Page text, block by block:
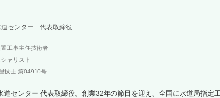
道センター 代表取締役
工事主任技術者
ャリスト
技士 第04910号
道センター 代表取締役。創業32年の節目を迎え、全国に水道局指定